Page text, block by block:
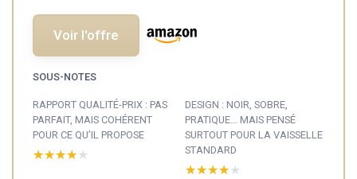
Voir l'offre
SOUS-NOTES
RAPPORT QUALITÉ-PRIX : PAS
PARFAIT, MAIS COHÉRENT
POUR CE QU’IL PROPOSE
★★★★★
★★★★★
DESIGN : NOIR, SOBRE,
PRATIQUE… MAIS PENSÉ
SURTOUT POUR LA VAISSELLE
STANDARD
★★★★★
★★★★★